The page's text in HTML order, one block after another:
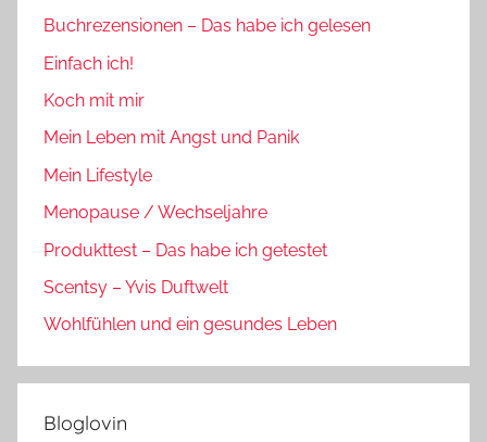
Buchrezensionen – Das habe ich gelesen
Einfach ich!
Koch mit mir
Mein Leben mit Angst und Panik
Mein Lifestyle
Menopause / Wechseljahre
Produkttest – Das habe ich getestet
Scentsy – Yvis Duftwelt
Wohlfühlen und ein gesundes Leben
Bloglovin